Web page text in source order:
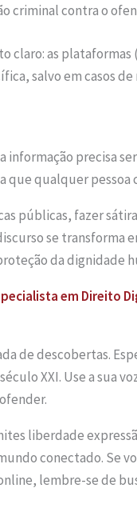
criminal contra o
claro: as
salvo em casos
precisa
qualquer pessoa
públicas, fazer
se transforma
da dignidade
em Direito
de descobertas.
XXI. Use a sua
liberdade
conectado. Se
lembre-se de